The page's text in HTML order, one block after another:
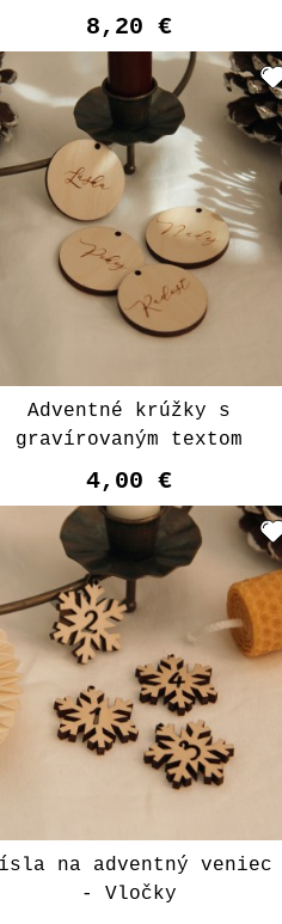
8,20 €
Adventné krúžky s
gravírovaným textom
4,00 €
na adventný veniec
- Vločky